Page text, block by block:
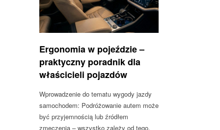
Ergonomia w pojeździe –
praktyczny poradnik dla
właścicieli pojazdów
Wprowadzenie do tematu wygody jazdy
samochodem: Podróżowanie autem może
być przyjemnością lub źródłem
zmęczenia – wszystko zależy od tego,